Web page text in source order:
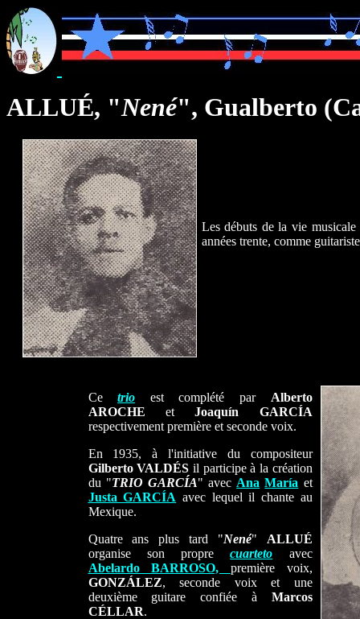
ALLUÉ, "Nené", Gualberto
Les débuts de la vie
années trente, comme
Cetrio est complété par Alberto
AROCHE etJoaquín GARCÍA
respectivement première et seconde voix.
En 1935, à l'initiative du compositeur
Gilberto VALDÉS il participe à la création
du "TRIO GARCÍA" avec Ana María et
Justa GARCÍA avec lequel il chante au
Mexique.
Quatre ans plus tard "Nené" ALLUÉ
organise son proprecuarteto avec
Abelardo BARROSO, première voix,
GONZÁLEZ, seconde voix et une
deuxième guitare confiée à Marcos
CÉLLAR.